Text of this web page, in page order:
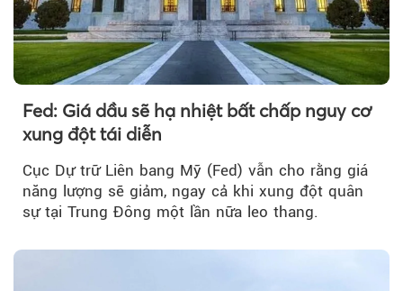
Fed: Giá dầu sẽ hạ nhiệt bất chấp nguy cơ
xung đột tái diễn
Cục Dự trữ Liên bang Mỹ (Fed) vẫn cho rằng giá
năng lượng sẽ giảm, ngay cả khi xung đột quân
sự tại Trung Đông một lần nữa leo thang.